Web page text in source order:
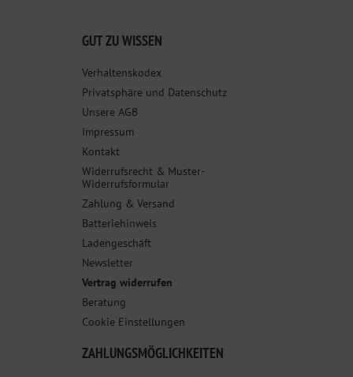
GUT ZU WISSEN
Verhaltenskodex
Privatsphäre und Datenschutz
Unsere AGB
Impressum
Kontakt
Widerrufsrecht & Muster-
Widerrufsformular
Zahlung & Versand
Batteriehinweis
Ladengeschäft
Newsletter
Vertrag widerrufen
Beratung
Cookie Einstellungen
ZAHLUNGSMÖGLICHKEITEN